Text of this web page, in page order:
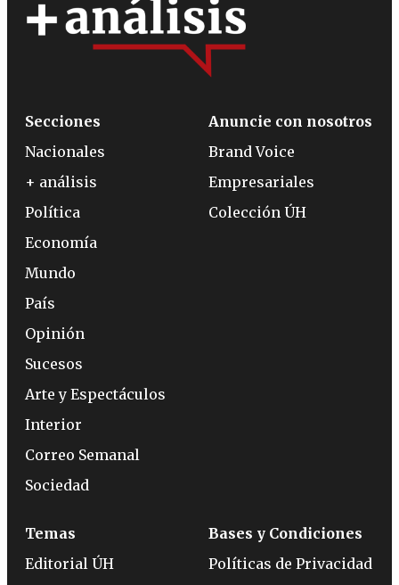
Secciones
Nacionales
+ análisis
Política
Economía
Mundo
País
Opinión
Sucesos
Arte y Espectáculos
Interior
Correo Semanal
Sociedad
Anuncie con nosotros
Brand Voice
Empresariales
Colección ÚH
Temas
Editorial ÚH
Bases y Condiciones
Políticas de Privacidad